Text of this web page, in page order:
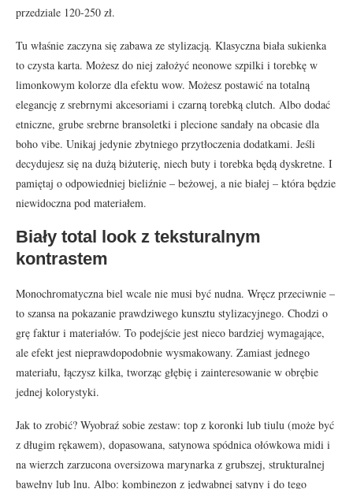
przedziale 120-250 zł.
Tu właśnie zaczyna się zabawa ze stylizacją. Klasyczna biała sukienka
to czysta karta. Możesz do niej założyć neonowe szpilki i torebkę w
limonkowym kolorze dla efektu wow. Możesz postawić na totalną
elegancję z srebrnymi akcesoriami i czarną torebką clutch. Albo dodać
etniczne, grube srebrne bransoletki i plecione sandały na obcasie dla
boho vibe. Unikaj jedynie zbytniego przytłoczenia dodatkami. Jeśli
decydujesz się na dużą biżuterię, niech buty i torebka będą dyskretne. I
pamiętaj o odpowiedniej bieliźnie – beżowej, a nie białej – która będzie
niewidoczna pod materiałem.
Biały total look z teksturalnym
kontrastem
Monochromatyczna biel wcale nie musi być nudna. Wręcz przeciwnie –
to szansa na pokazanie prawdziwego kunsztu stylizacyjnego. Chodzi o
grę faktur i materiałów. To podejście jest nieco bardziej wymagające,
ale efekt jest nieprawdopodobnie wysmakowany. Zamiast jednego
materiału, łączysz kilka, tworząc głębię i zainteresowanie w obrębie
jednej kolorystyki.
Jak to zrobić? Wyobraź sobie zestaw: top z koronki lub tiulu (może być
z długim rękawem), dopasowana, satynowa spódnica ołówkowa midi i
na wierzch zarzucona oversizowa marynarka z grubszej, strukturalnej
bawełny lub lnu. Albo: kombinezon z jedwabnej satyny i do tego